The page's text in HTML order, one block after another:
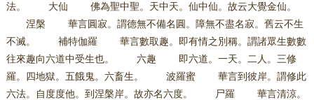
法。 大仙 佛為聖中聖。天中天。仙中仙。故云大覺金仙。
涅槃 華言圓寂。謂德無不備名圓。障無不盡名寂。舊云不生
不滅。 補特伽羅 華言數取趣。即有情之別稱。謂諸眾生數數
往來趣向六道中受生也。 六趣 即六道。一天。二人。三修
羅。四地獄。五餓鬼。六畜生。 波羅蜜 華言到彼岸。謂修此
六法。自度度他。到涅槃岸。故亦名六度。 尸羅 華言清涼。